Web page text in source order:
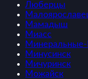
Люберцы
Мамадыш
Миасс
Минусинск
Мичуринск
Можайск